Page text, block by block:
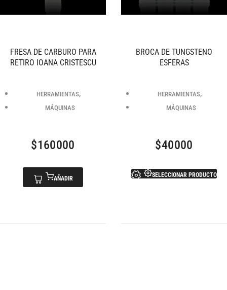
FRESA DE CARBURO PARA
RETIRO IOANA CRISTESCU
HERRAMIENTAS,
MÁQUINAS
$160000
AÑADIR
BROCA DE TUNGSTENO
ESFERAS
HERRAMIENTAS,
MÁQUINAS
$40000
SELECCIONAR PRODUCTO